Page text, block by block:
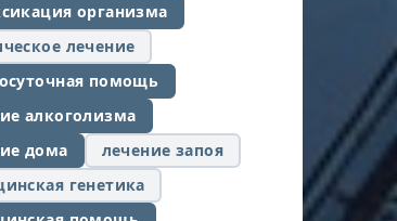
организма
лечение
помощь
алкоголизма
дома
лечение запоя
генетика